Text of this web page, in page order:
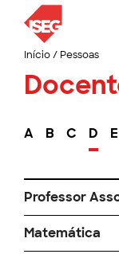
Início/ Pessoas
A B C D E
Professor
Matemática